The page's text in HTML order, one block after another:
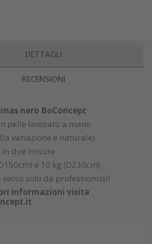
DETTAGLI
RECENSIONI
nero BoConcept
pelle lavorato a mano
variazione è naturale)
due misure
e 10 kg (D230cm)
secco solo da professionisti!
informazioni visita